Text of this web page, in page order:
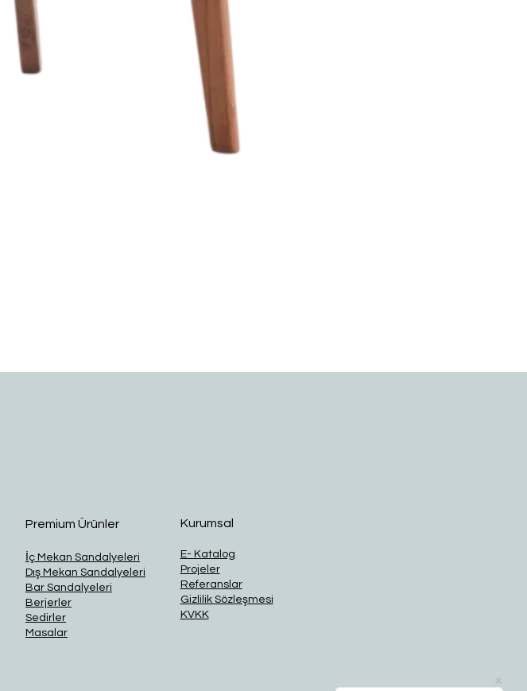
Premium Ürünler
İç Mekan Sandalyeleri
Dış Mekan Sandalyeleri
Bar Sandalyeleri
Berjerler
Sedirler
Masalar
Kurumsal
E- Katalog
Projeler
Referanslar
Gizlilik Sözleşmesi
KVKK